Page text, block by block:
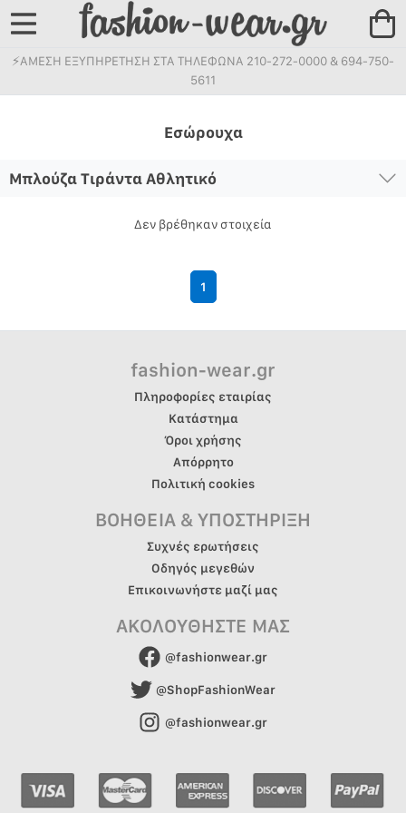
⚡ΑΜΕΣΗ ΕΞΥΠΗΡΕΤΗΣΗ ΣΤΑ ΤΗΛΕΦΩΝΑ 210-272-0000 & 694-750-
5611
Εσώρουχα
Μπλούζα Τιράντα Αθλητικό
Δεν βρέθηκαν στοιχεία
1
fashion-wear.gr
Πληροφορίες εταιρίας
Κατάστημα
Όροι χρήσης
Απόρρητο
Πολιτική cookies
ΒΟΗΘΕΙΑ & ΥΠΟΣΤΗΡΙΞΗ
Συχνές ερωτήσεις
Οδηγός μεγεθών
Επικοινωνήστε μαζί μας
ΑΚΟΛΟΥΘΗΣΤΕ ΜΑΣ
@fashionwear.gr
@ShopFashionWear
@fashionwear.gr